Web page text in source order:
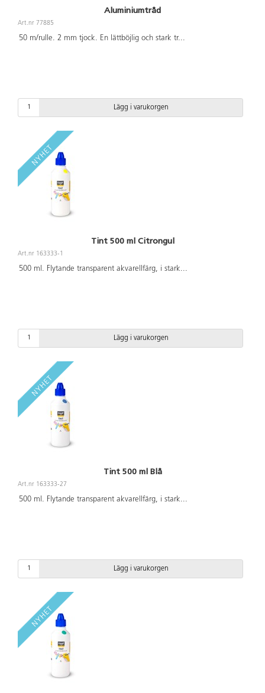
Aluminiumtråd
Art.nr 77885
50 m/rulle. 2 mm tjock. En lättböjlig och stark tr...
Lägg i varukorgen
Tint 500 ml Citrongul
Art.nr 163333-1
500 ml. Flytande transparent akvarellfärg, i stark...
Lägg i varukorgen
Tint 500 ml Blå
Art.nr 163333-27
500 ml. Flytande transparent akvarellfärg, i stark...
Lägg i varukorgen